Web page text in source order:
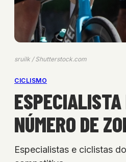
sruilk / Shutterstock.com
CICLISMO
ESPECIALISTA
NÚMERO DE
Especialistas e ciclistas